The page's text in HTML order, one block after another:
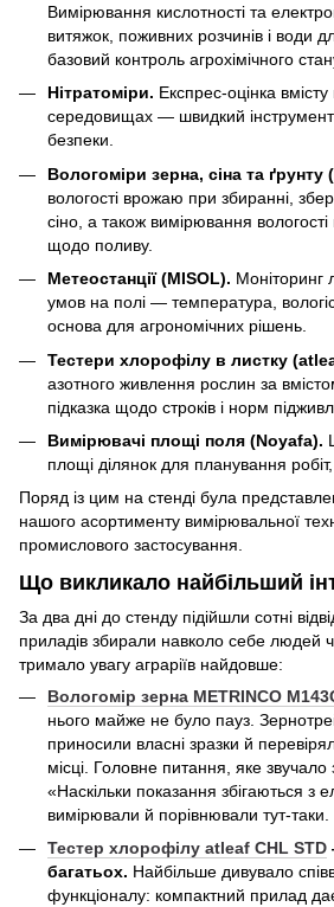
Вимірювання кислотності та
витяжок, поживних розчинів і води
базовий контроль агрохімічного
Нітратоміри. Експрес-оцінка вмісту
середовищах — швидкий інструмент
безпеки.
Вологоміри зерна, сіна та ґрунту
вологості врожаю при збиранні,
сіно, а також вимірювання
щодо поливу.
Метеостанції (MISOL). Моніторинг
умов на полі — температура,
основа для агрономічних рішень.
Тестери хлорофілу в листку
азотного живлення рослин за
підказка щодо строків і норм
Вимірювачі площі поля (Noyafa).
площі ділянок для планування
Поряд із цим на стенді була
нашого асортименту вимірювальної
промислового застосування.
Що викликало найбільший
За два дні до стенду підійшли сотні
приладів збирали навколо себе людей
тримало увагу аграріїв найдовше:
Вологомір зерна METRINCO
нього майже не було пауз.
приносили власні зразки й
місці. Головне питання, яке звучало
«Наскільки показання збігаються
вимірювали й порівнювали тут-таки.
Тестер хлорофілу atleaf CHL STD
багатьох. Найбільше дивувало
функціоналу: компактний прилад